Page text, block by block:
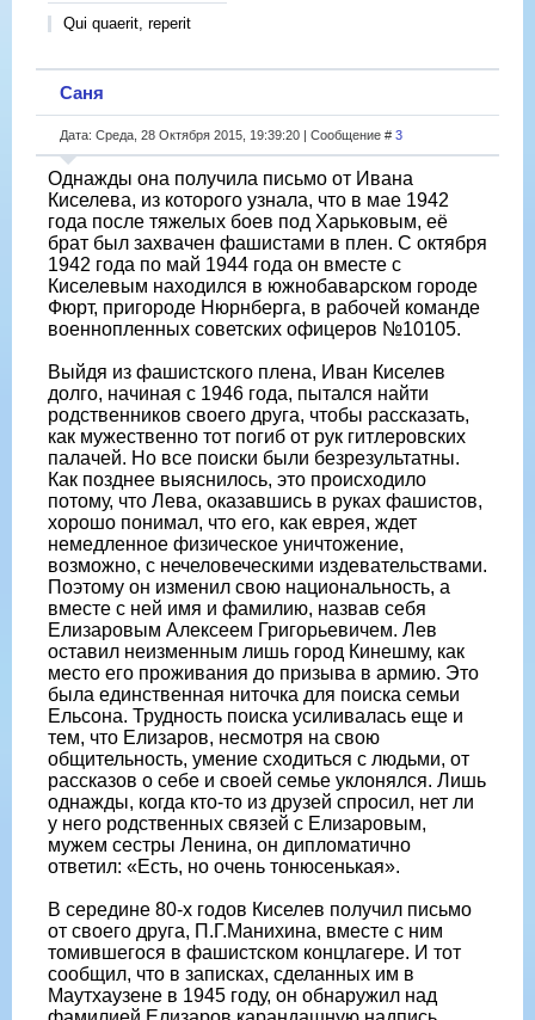
Qui quaerit, reperit
Саня
Дата: Среда, 28 Октября 2015, 19:39:20 | Сообщение # 3
Однажды она получила письмо от Ивана
Киселева, из которого узнала, что в мае 1942
года после тяжелых боев под Харьковым, её
брат был захвачен фашистами в плен. С октября
1942 года по май 1944 года он вместе с
Киселевым находился в южнобаварском городе
Фюрт, пригороде Нюрнберга, в рабочей команде
военнопленных советских офицеров №10105.
Выйдя из фашистского плена, Иван Киселев
долго, начиная с 1946 года, пытался найти
родственников своего друга, чтобы рассказать,
как мужественно тот погиб от рук гитлеровских
палачей. Но все поиски были безрезультатны.
Как позднее выяснилось, это происходило
потому, что Лева, оказавшись в руках фашистов,
хорошо понимал, что его, как еврея, ждет
немедленное физическое уничтожение,
возможно, с нечеловеческими издевательствами.
Поэтому он изменил свою национальность, а
вместе с ней имя и фамилию, назвав себя
Елизаровым Алексеем Григорьевичем. Лев
оставил неизменным лишь город Кинешму, как
место его проживания до призыва в армию. Это
была единственная ниточка для поиска семьи
Ельсона. Трудность поиска усиливалась еще и
тем, что Елизаров, несмотря на свою
общительность, умение сходиться с людьми, от
рассказов о себе и своей семье уклонялся. Лишь
однажды, когда кто-то из друзей спросил, нет ли
у него родственных связей с Елизаровым,
мужем сестры Ленина, он дипломатично
ответил: «Есть, но очень тонюсенькая».
В середине 80-х годов Киселев получил письмо
от своего друга, П.Г.Манихина, вместе с ним
томившегося в фашистском концлагере. И тот
сообщил, что в записках, сделанных им в
Маутхаузене в 1945 году, он обнаружил над